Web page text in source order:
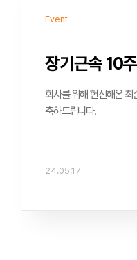
노력하도록 하겠습니다.감
Event
장기근속 10
회사를 위해 헌신해온
축하드립니다.
24.05.17